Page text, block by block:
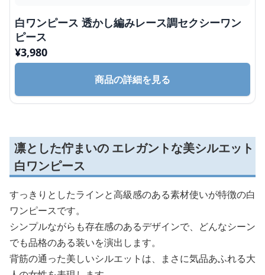
白ワンピース 透かし編みレース調セクシーワン
ピース
¥3,980
商品の詳細を見る
凛とした佇まいの エレガントな美シルエット
白ワンピース
すっきりとしたラインと高級感のある素材使いが特徴の白
ワンピースです。
シンプルながらも存在感のあるデザインで、どんなシーン
でも品格のある装いを演出します。
背筋の通った美しいシルエットは、まさに気品あふれる大